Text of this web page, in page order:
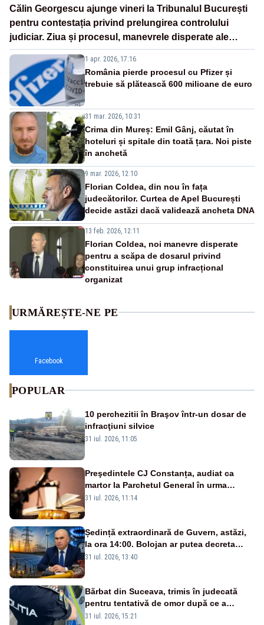
Călin Georgescu ajunge vineri la Tribunalul București
pentru contestația privind prelungirea controlului
judiciar. Ziua și procesul, manevrele disperate ale
Sistemului
1 apr. 2026, 17:16
România pierde procesul cu Pfizer și
trebuie să plătească 600 milioane de euro
31 mar. 2026, 10:31
Crima din Mureș: Emil Gânj, căutat în
hoteluri și spitale din toată țara. Noi piste
în anchetă
9 mar. 2026, 12:10
Florian Coldea, din nou în fața
judecătorilor. Curtea de Apel București
decide astăzi dacă validează ancheta DNA
13 feb. 2026, 12:11
Florian Coldea, noi manevre disperate
pentru a scăpa de dosarul privind
constituirea unui grup infracțional
organizat
URMĂREȘTE-NE PE
Facebook
POPULAR
10 perchezitii în Braşov într-un dosar de
infracţiuni silvice
31 iul. 2026, 11:05
Preşedintele CJ Constanța, audiat ca
martor la Parchetul General în urma
percheziţiei la firma unde este acţionar
31 iul. 2026, 11:14
Ședință extraordinară de Guvern, astăzi,
la ora 14:00. Bolojan ar putea decreta
stare de urgență energetică
31 iul. 2026, 13:40
Bărbat din Suceava, trimis în judecată
pentru tentativă de omor după ce a
înjunghiat un tânăr în urma unui conflict
31 iul. 2026, 15:21